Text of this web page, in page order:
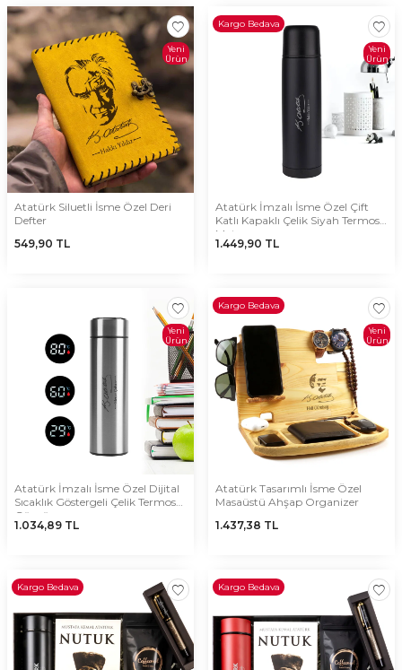
Yeni
Ürün
Atatürk Siluetli İsme Özel Deri
Defter
549,90 TL
Kargo Bedava
Yeni
Ürün
Atatürk İmzalı İsme Özel Çift
Katlı Kapaklı Çelik Siyah Termos
Matara
1.449,90 TL
Yeni
Ürün
Atatürk İmzalı İsme Özel Dijital
Sıcaklık Göstergeli Çelik Termos
Gümüş
1.034,89 TL
Kargo Bedava
Yeni
Ürün
Atatürk Tasarımlı İsme Özel
Masaüstü Ahşap Organizer
1.437,38 TL
Kargo Bedava Kargo Bedava